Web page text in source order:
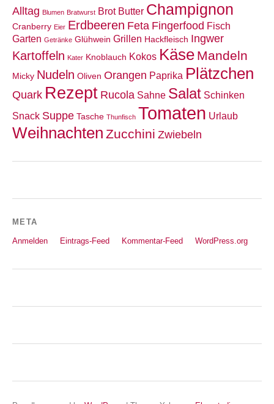
Alltag Blumen Bratwurst Brot Butter Champignon
Cranberry Eier Erdbeeren Feta Fingerfood Fisch
Garten Getränke Glühwein Grillen Hackfleisch Ingwer
Kartoffeln Kater Knoblauch Kokos Käse Mandeln
Micky Nudeln Oliven Orangen Paprika Plätzchen
Quark Rezept Rucola Sahne Salat Schinken
Snack Suppe Tasche Thunfisch Tomaten Urlaub
Weihnachten Zucchini Zwiebeln
META
Anmelden Eintrags-Feed Kommentar-Feed WordPress.org